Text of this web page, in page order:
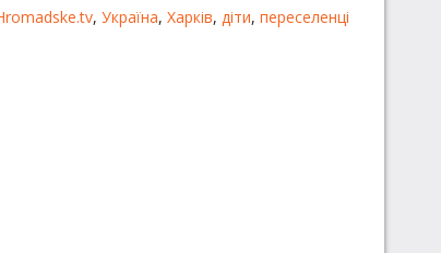
, Україна, Харків, діти, переселенці